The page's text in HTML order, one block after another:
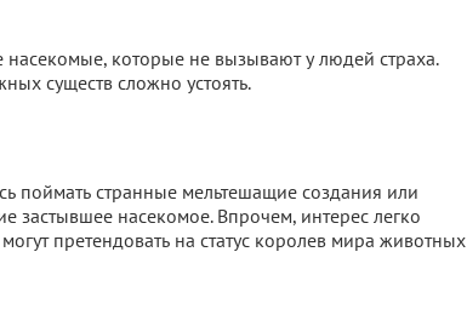
которые не вызывают у людей страха.
существ сложно устоять.
поймать странные мельтешащие создания или
застывшее насекомое. Впрочем, интерес легко
претендовать на статус королев мира животных